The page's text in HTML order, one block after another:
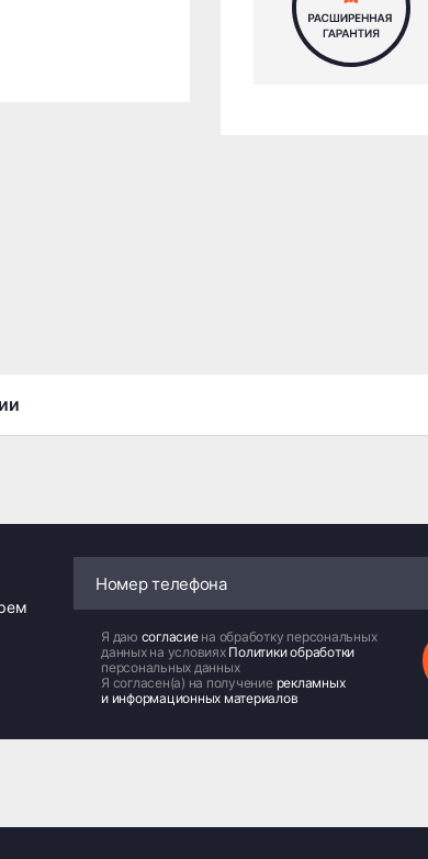
Я даю согласие на обработку персональных
данных на условиях Политики обработки
персональных данных
Я согласен(а) на получение рекламных
и информационных материалов